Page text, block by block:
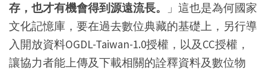
存，也才有機會得到源遠流長。
」這也是為何國家
文化記憶庫，要在過去數位典藏的基礎上，另行導
入開放資料OGDL-Taiwan-1.0授權，以及CC授權，
讓協力者能上傳及下載相關的詮釋資料及數位物